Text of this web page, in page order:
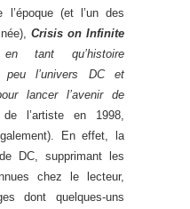
l’époque (et l’un des
Crisis on Infinite
en tant qu’histoire
peu l’univers DC et
lancer l’avenir de
l’artiste en 1998,
En effet, la
DC, supprimant les
chez le lecteur,
dont quelques-uns